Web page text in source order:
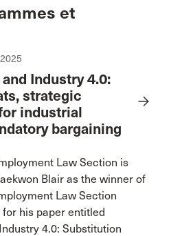
et
Industry 4.0:
strategic
industrial
bargaining
Law Section is
Blair as the winner of
Law Section
his paper entitled
4.0: Substitution